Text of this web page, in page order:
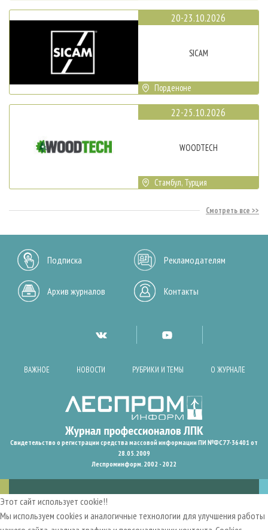
20-23.10.2026
SICAM
Порденоне
22-25.10.2026
WOODTECH
Стамбул, Турция
Смотреть все
Подписка Рекламодателям
Архив журналов Контакты
ВАЖНОЕ НОВОСТИ РУБРИКИ И ТЕМЫ О ЖУРНАЛЕ
Свидетельство о регистрации средства массовой информации ПИ №ФС77-36401 от
28.05.2009
Леспроминформ. 2002 - 2022
Этот сайт использует cookie!!
Мы используем cookies и аналогичные технологии для улучшения работы